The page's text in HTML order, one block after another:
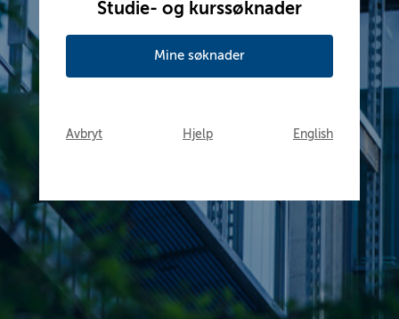
Studie- og kurssøknader
Mine søknader
Avbryt Hjelp English